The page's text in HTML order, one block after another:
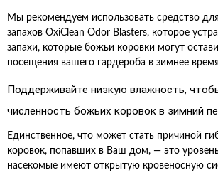
Мы рекомендуем использовать средство
запахов OxiClean Odor Blasters, которое
запахи, которые божьи коровки могут
посещения вашего гардероба в зимнее
Поддерживайте низкую влажность,
численность божьих коровок в зимний
Единственное, что может стать причиной
коровок, попавших в Ваш дом, — это
насекомые имеют открытую кровеносную